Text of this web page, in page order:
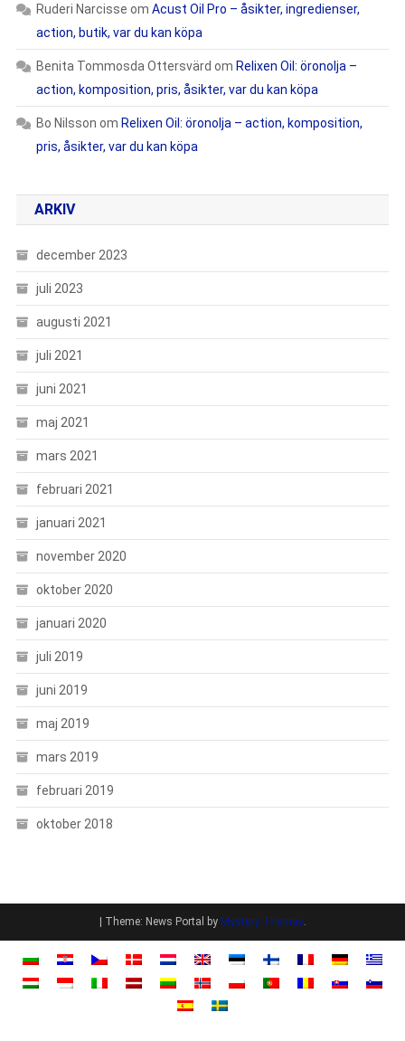
Ruderi Narcisse om Acust Oil Pro – åsikter, ingredienser,
action, butik, var du kan köpa
Benita Tommosda Ottersvärd om Relixen Oil: öronolja –
action, komposition, pris, åsikter, var du kan köpa
Bo Nilsson om Relixen Oil: öronolja – action, komposition,
pris, åsikter, var du kan köpa
ARKIV
december 2023
juli 2023
augusti 2021
juli 2021
juni 2021
maj 2021
mars 2021
februari 2021
januari 2021
november 2020
oktober 2020
januari 2020
juli 2019
juni 2019
maj 2019
mars 2019
februari 2019
oktober 2018
Theme: News Portal by Mystery Themes.